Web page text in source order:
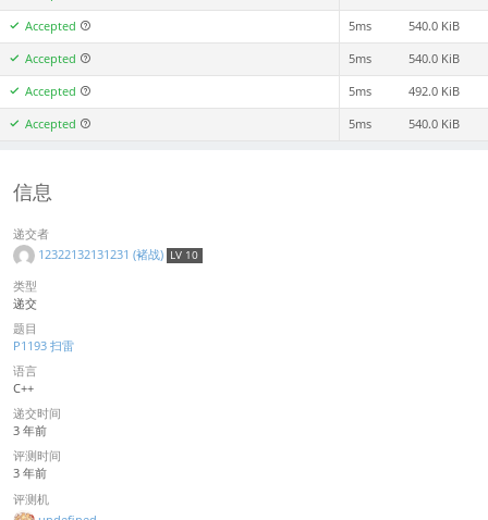
Accepted 5ms 540.0 KiB
Accepted 5ms 540.0 KiB
Accepted 5ms 492.0 KiB
Accepted 5ms 540.0 KiB
信息
递交者
12322132131231 (褚战) LV 10
类型
递交
题目
P1193 扫雷
语言
C++
递交时间
3 年前
评测时间
3 年前
评测机